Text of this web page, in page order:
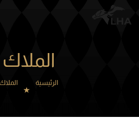
الملاك
الرئيسية الملاك